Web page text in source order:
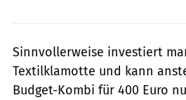
Sinnvollerweise investiert
Textilklamotte und kann
Budget-Kombi für 400 Euro